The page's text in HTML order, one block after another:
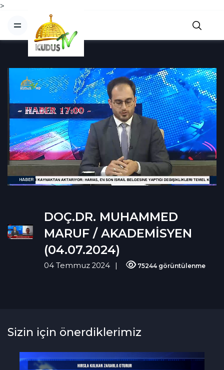
>
DOÇ.DR. MUHAMMED
MARUF / AKADEMİSYEN
(04.07.2024)
04 Temmuz 2024 75244 görüntülenme
Sizin için önerdiklerimiz